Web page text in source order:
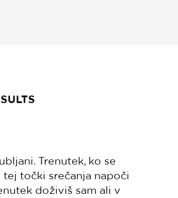
Trenutek, ko se
tej točki srečanja napoči
doživiš sam ali v